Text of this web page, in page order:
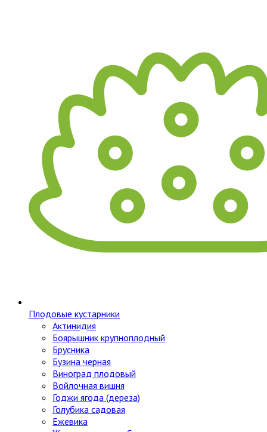
Плодовые кустарники
Актинидия
Боярышник крупноплодный
Брусника
Бузина черная
Виноград плодовый
Войлочная вишня
Годжи ягода (дереза)
Голубика садовая
Ежевика